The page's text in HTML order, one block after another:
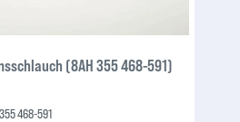
(8AH 355 468-591)
468-591